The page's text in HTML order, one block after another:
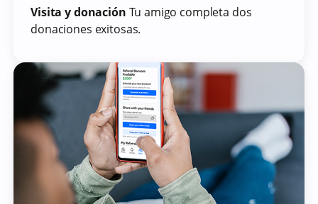
Visita y donación Tu amigo completa dos
donaciones exitosas.